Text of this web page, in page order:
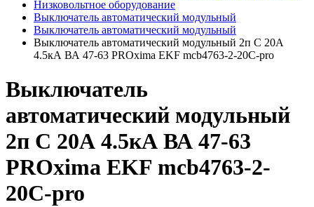
Низковольтное оборудование
Выключатель автоматический модульный
Выключатель автоматический модульный
Выключатель автоматический модульный 2п C 20А
4.5кА ВА 47-63 PROxima EKF mcb4763-2-20C-pro
Выключатель
автоматический модульный
2п C 20А 4.5кА ВА 47-63
PROxima EKF mcb4763-2-
20C-pro